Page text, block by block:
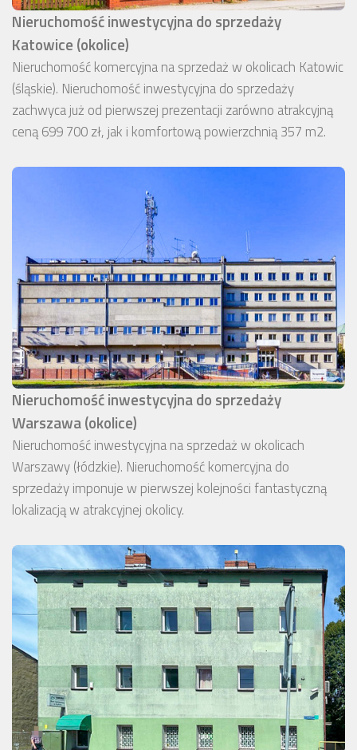
Nieruchomość inwestycyjna do sprzedaży
Katowice (okolice)
Nieruchomość komercyjna na sprzedaż w okolicach Katowic
(śląskie). Nieruchomość inwestycyjna do sprzedaży
zachwyca już od pierwszej prezentacji zarówno atrakcyjną
ceną 699 700 zł, jak i komfortową powierzchnią 357 m2.
Nieruchomość inwestycyjna do sprzedaży
Warszawa (okolice)
Nieruchomość inwestycyjna na sprzedaż w okolicach
Warszawy (łódzkie). Nieruchomość komercyjna do
sprzedaży imponuje w pierwszej kolejności fantastyczną
lokalizacją w atrakcyjnej okolicy.